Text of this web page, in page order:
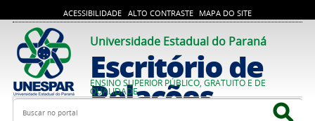
ACESSIBILIDADE ALTO CONTRASTE MAPA DO SITE
Universidade Estadual do Paraná
Escritório de
Relações
ENSINO SUPERIOR PÚBLICO, GRATUITO E DE
QUALIDADE
Busca